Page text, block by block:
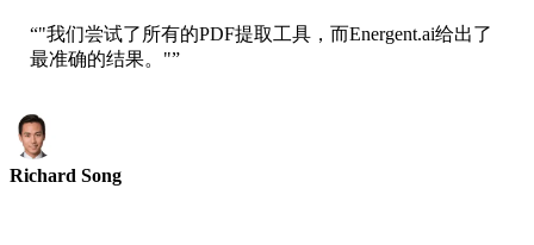
“"我们尝试了所有的PDF提取工具，而Energent.ai给出了
最准确的结果。"”
Richard Song